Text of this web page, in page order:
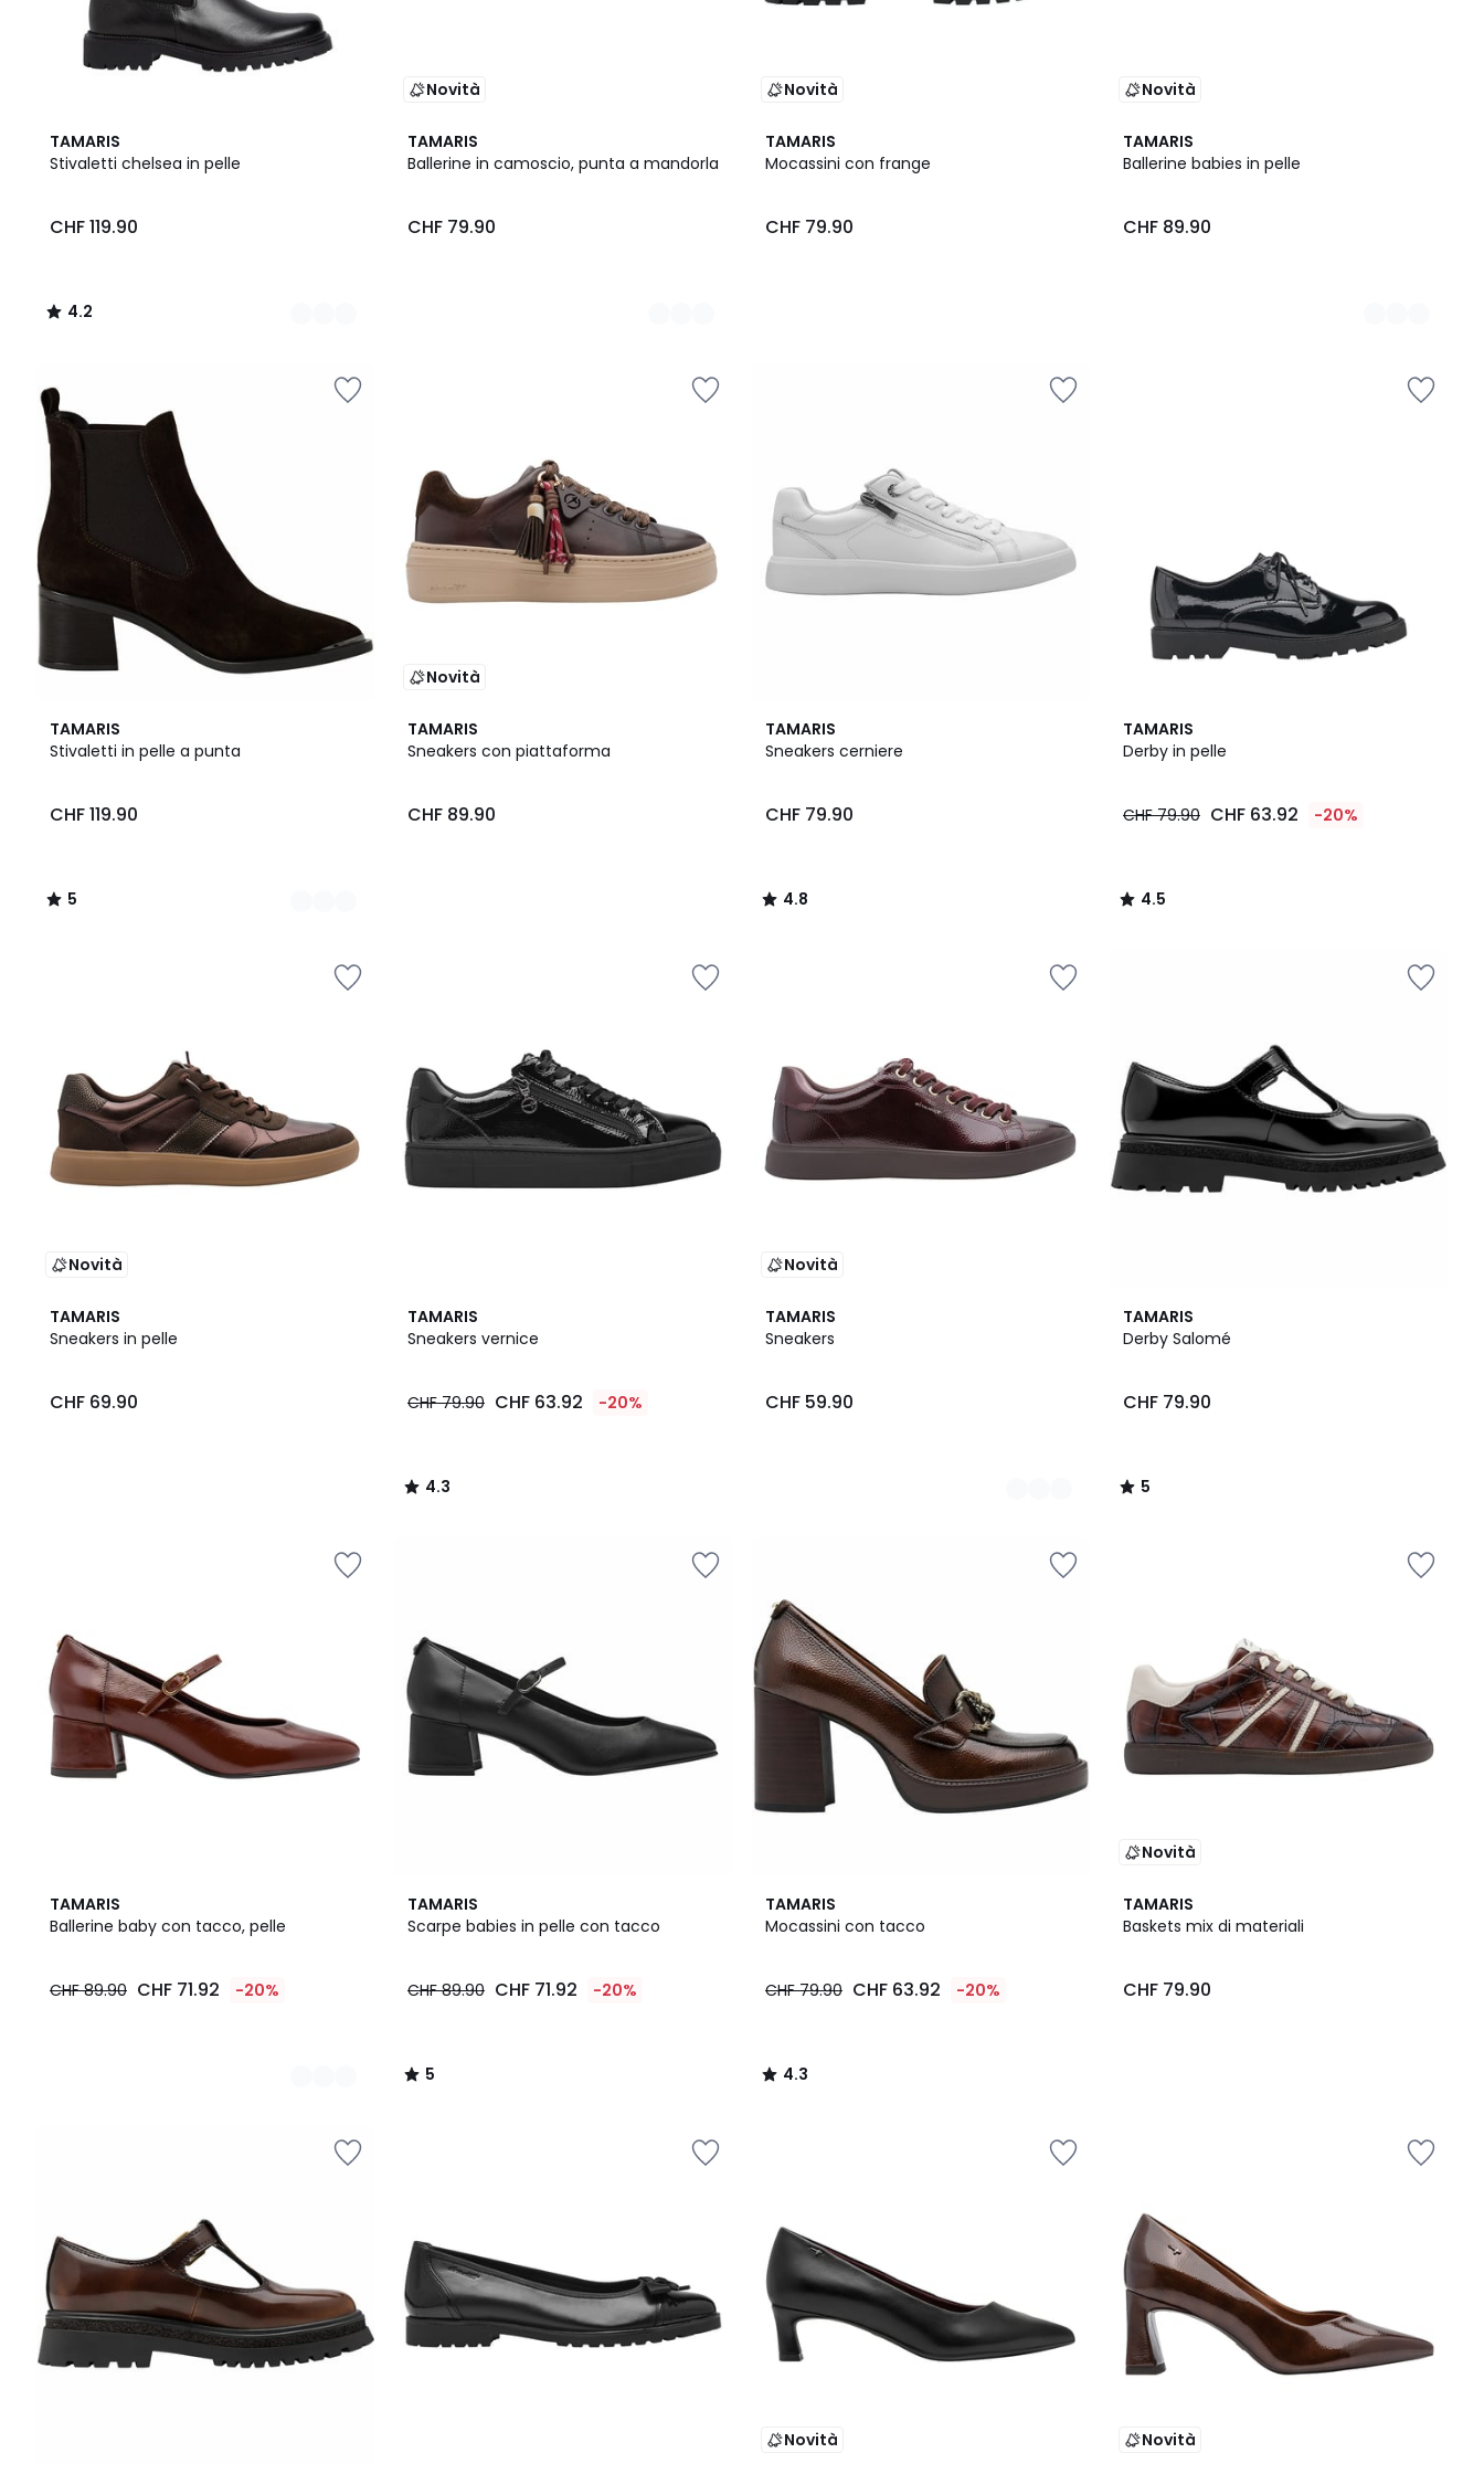
TAMARIS
Stivaletti chelsea in pelle
CHF 119.90
4.2
/ 5
3
Colori
4.2
/
Novità
TAMARIS
Ballerine in camoscio, punta a mandorla
CHF 79.90
2
Colori
Novità
TAMARIS
Mocassini con frange
CHF 79.90
Novità
TAMARIS
Ballerine babies in pelle
CHF 89.90
2
Colori
TAMARIS
Stivaletti in pelle a punta
CHF 119.90
5
/
2
Colori
5
/
Novità
TAMARIS
Sneakers con piattaforma
CHF 89.90
TAMARIS
Sneakers cerniere
CHF 79.90
4.8
/ 5
4.8
/
TAMARIS
Derby in pelle
CHF 79.90 CHF 63.92 -20%
4.5
/ 5
4.5
/
Novità
TAMARIS
Sneakers in pelle
CHF 69.90
TAMARIS
Sneakers vernice
CHF 79.90 CHF 63.92 -20%
4.3
/ 5
4.3
/
Novità
TAMARIS
Sneakers
CHF 59.90
2
Colori
TAMARIS
Derby Salomé
CHF 79.90
5
/
5
/
TAMARIS
Ballerine baby con tacco, pelle
CHF 89.90 CHF 71.92 -20%
2
Colori
TAMARIS
Scarpe babies in pelle con tacco
CHF 89.90 CHF 71.92 -20%
5
/
5
/
TAMARIS
Mocassini con tacco
CHF 79.90 CHF 63.92 -20%
4.3
/ 5
4.3
/
Novità
TAMARIS
Baskets mix di materiali
CHF 79.90
Novità Novità